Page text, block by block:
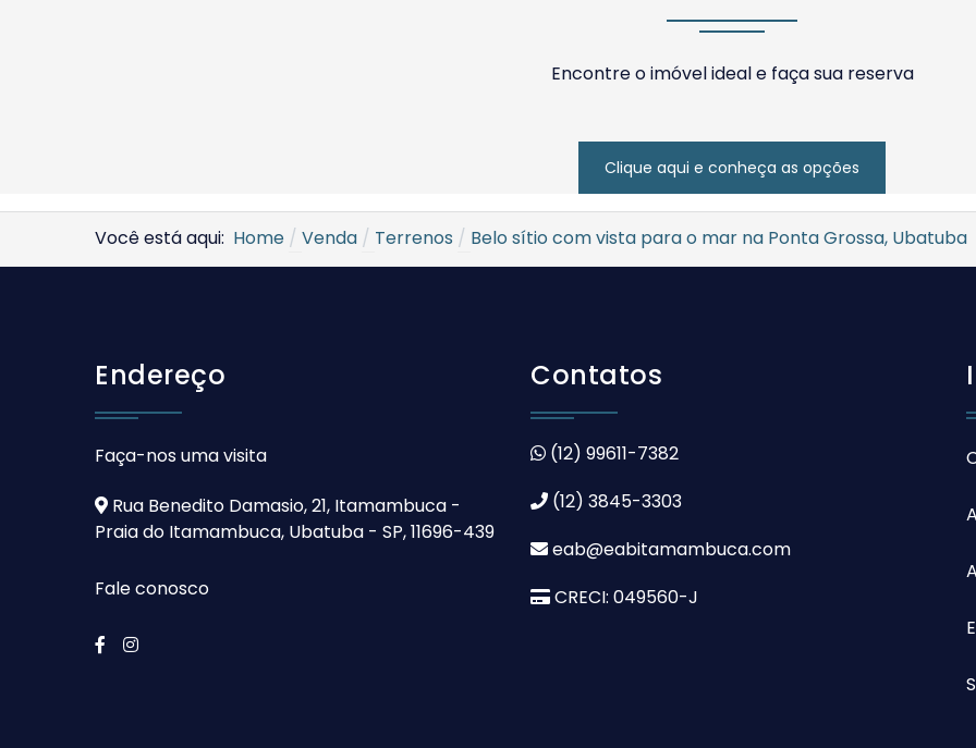
Encontre o imóvel ideal e faça sua reserva
Clique aqui e conheça as opções
Você está aqui: Home Venda Terrenos Belo sítio com vista para o mar na Ponta Grossa, Ubatuba
Endereço
Faça-nos uma visita
Rua Benedito Damasio, 21, Itamambuca -
Praia do Itamambuca, Ubatuba - SP, 11696-439
Fale conosco
Contatos
(12) 99611-7382
(12) 3845-3303
eab@eabitamambuca.com
CRECI: 049560-J